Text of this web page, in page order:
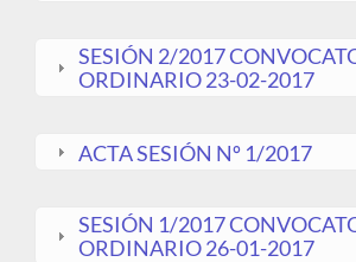
SESIÓN 2/2017
ORDINARIO 23-02-2017
ACTA SESIÓN Nº 1/2017
SESIÓN 1/2017
ORDINARIO 26-01-2017